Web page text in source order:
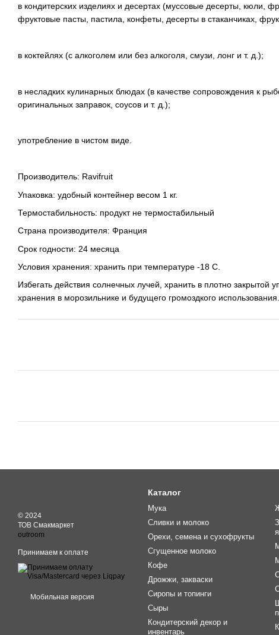
в кондитерских изделиях и десертах (муссовые десерты, кюли,
фруктовые пасты, пастила, конфеты, десерты в стаканчиках,
в коктейлях (с алкоголем или без алкоголя, смузи, лонг и т. д.);
в несладких кулинарных блюдах (в качестве сопровождения к
оригинальных заправок, соусов и т. д.);
употребление в чистом виде.
Производитель: Ravifruit
Упаковка: удобный контейнер весом 1 кг.
Термостабильность: продукт не термостабильный
Страна производителя: Франция
Срок годности: 24 месяца
Условия хранения: хранить при температуре -18 С.
Избегать действия солнечных лучей, хранить в плотно закрытой
хранения в морозильнике и будущего громоздкого использования.
© 2024
ТОВ Смакмаркет
outroom
Принимаем к оплате
Мобильная версия
Каталог
Мука
Сливки и молоко
Орехи, семена и сухофрукты
Сгущенное молоко
Кофе
Дрожжи, закваски
Сиропы и топинги
Сыры
Кондитерский декор и
инвентарь